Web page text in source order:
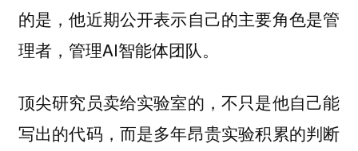
的是，他近期公开表示自己的主要角色是管
理者，管理AI智能体团队。
顶尖研究员卖给实验室的，不只是他自己能
写出的代码，而是多年昂贵实验积累的判断